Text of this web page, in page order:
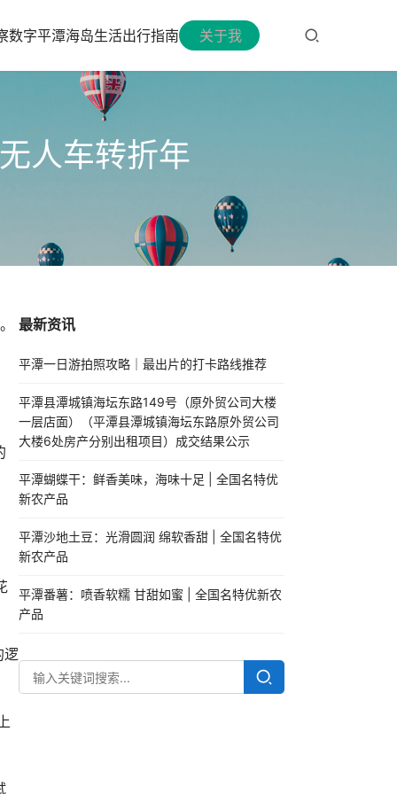
数字平潭海岛生活出行指南 关于我
人车转折年
逻
最新资讯
平潭一日游拍照攻略｜最出片的打卡路线推荐
平潭县潭城镇海坛东路149号（原外贸公司大楼
一层店面）（平潭县潭城镇海坛东路原外贸公司
大楼6处房产分别出租项目）成交结果公示
平潭蝴蝶干：鲜香美味，海味十足 | 全国名特优
新农产品
平潭沙地土豆：光滑圆润 绵软香甜 | 全国名特优
新农产品
平潭番薯：喷香软糯 甘甜如蜜 | 全国名特优新农
产品